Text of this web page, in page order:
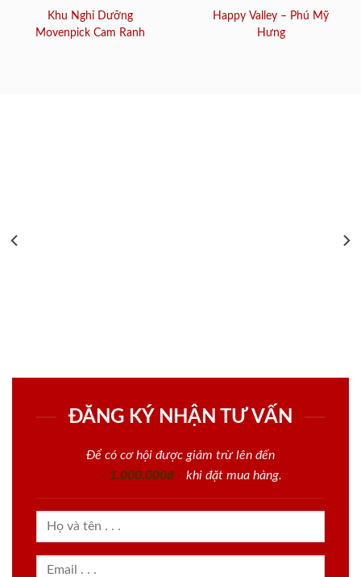
Khu Nghỉ Dưỡng
Movenpick Cam Ranh
Happy Valley – Phú Mỹ
Hưng
ĐĂNG KÝ NHẬN TƯ VẤN
Để có cơ hội được giảm trừ lên đến
1.000.000đ
khi đặt mua hàng.